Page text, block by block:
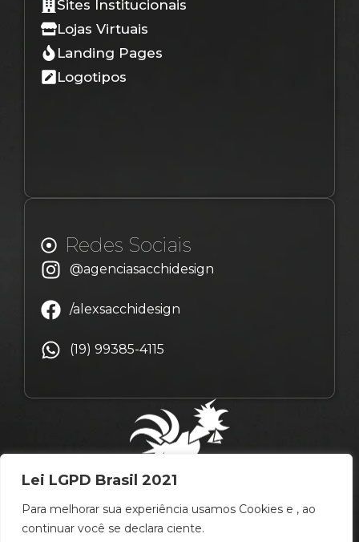
Lei LGPD Brasil 2021
Para melhorar sua experiência usamos Cookies e , ao
continuar você se declara ciente.
Sites Institucionais
Lojas Virtuais
Landing Pages
Logotipos
Redes Sociais
@agenciasacchidesign
/alexsacchidesign
(19) 99385-4115